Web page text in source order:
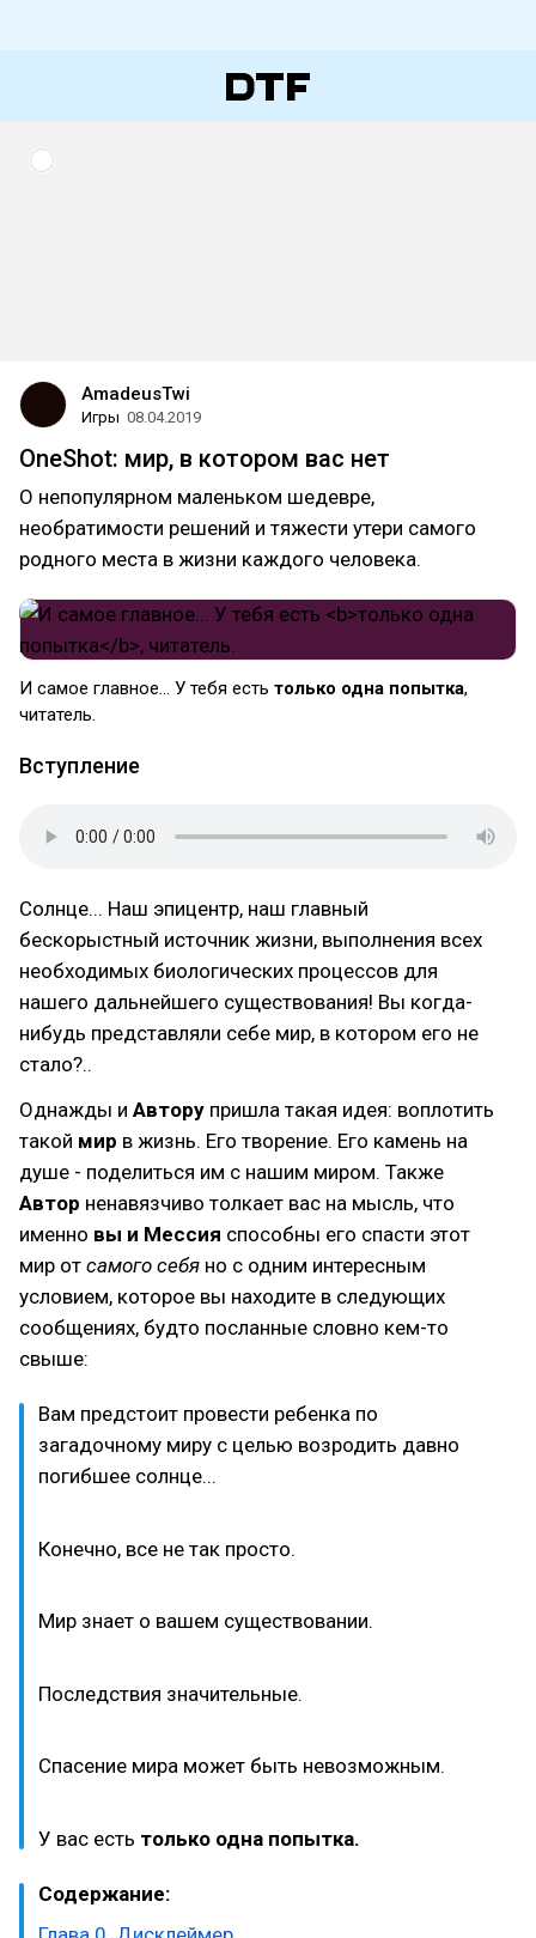
AmadeusTwi
Игры 08.04.2019
OneShot: мир, в котором вас нет
О непопулярном маленьком шедевре,
необратимости решений и тяжести утери самого
родного места в жизни каждого человека.
И самое главное... У тебя есть только одна попытка,
читатель.
Вступление
Солнце... Наш эпицентр, наш главный
бескорыстный источник жизни, выполнения всех
необходимых биологических процессов для
нашего дальнейшего существования! Вы когда-
нибудь представляли себе мир, в котором его не
стало?..
Однажды и Автору пришла такая идея: воплотить
такой мир в жизнь. Его творение. Его камень на
душе - поделиться им с нашим миром. Также
Автор ненавязчиво толкает вас на мысль, что
именно вы и Мессия способны его спасти этот
мир от самого себя но с одним интересным
условием, которое вы находите в следующих
сообщениях, будто посланные словно кем-то
свыше:
Вам предстоит провести ребенка по
загадочному миру с целью возродить давно
погибшее солнце...
Конечно, все не так просто.
Мир знает о вашем существовании.
Последствия значительные.
Спасение мира может быть невозможным.
У вас есть только одна попытка.
Содержание: